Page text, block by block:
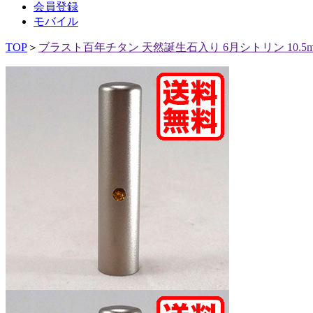
会員登録
モバイル
TOP ＞ ブラスト百年チタン 天然誕生石入り 6月シトリン